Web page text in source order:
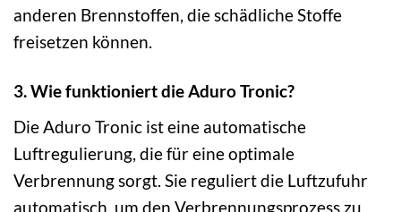
anderen Brennstoffen, die schädliche Stoffe
freisetzen können.
3. Wie funktioniert die Aduro Tronic?
Die Aduro Tronic ist eine automatische
Luftregulierung, die für eine optimale
Verbrennung sorgt. Sie reguliert die Luftzufuhr
automatisch, um den Verbrennungsprozess zu